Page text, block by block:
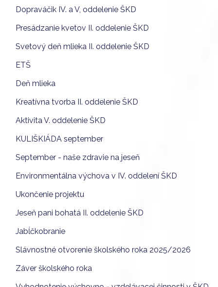
Dopraváčik IV. a V, oddelenie ŠKD
Presádzanie kvetov II. oddelenie ŠKD
Svetový deň mlieka II. oddelenie ŠKD
ETŠ
Deň mlieka
Kreatívna tvorba II. oddelenie ŠKD
Aktivita V. oddelenie ŠKD
KULIŠKIÁDA september
September - naše zdravie na jeseň
Environmentálna výchova v IV. oddelení ŠKD
Ukončenie projektu
Jeseň pani bohatá II. oddelenie ŠKD
Jabĺčkobranie
Slávnostné otvorenie školského roka 2025/2026
Záver školského roka